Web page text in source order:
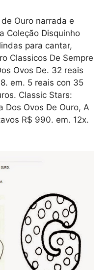
Ouro narrada e
Coleção Disquinho
para cantar,
Classicos De Sempre
Ovos De. 32 reais
em. 5 reais con 35
Classic Stars:
Dos Ovos De Ouro, A
R$ 990. em. 12x.